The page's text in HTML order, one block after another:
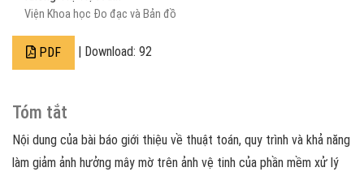
Viện Khoa học Đo đạc và Bản đồ
PDF | Download: 92
Tóm tắt
Nội dung của bài báo giới thiệu về thuật toán, quy trình và khả năng
làm giảm ảnh hưởng mây mờ trên ảnh vệ tinh của phần mềm xử lý